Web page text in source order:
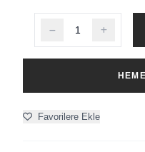
Favorilere Ekle